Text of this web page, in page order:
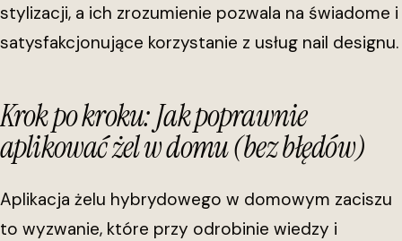
stylizacji, a ich zrozumienie pozwala na świadome i
satysfakcjonujące korzystanie z usług nail designu.
Krok po kroku: Jak poprawnie
aplikować żel w domu (bez błędów)
Aplikacja żelu hybrydowego w domowym zaciszu
to wyzwanie, które przy odrobinie wiedzy i